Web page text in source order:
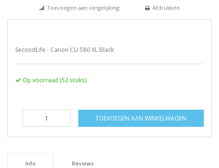
Toevoegen aan vergelijking
Afdrukken
SecondLife - Canon CLI 580 XL Black
Op voorraad (52 stuks)
TOEVOEGEN AAN WINKELWAGEN
Info Reviews